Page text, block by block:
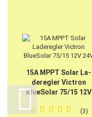
15A MPPT Solar La­
de­reg­ler Vic­tron
Blue­So­lar 75/15 12V
3